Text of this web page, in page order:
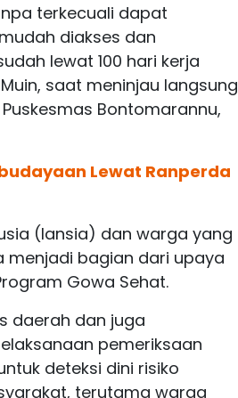
terkecuali dapat
diakses dan
lewat 100 hari kerja
saat meninjau langsung
Bontomarannu,
Lewat Ranperda
(lansia) dan warga yang
menjadi bagian dari upaya
Gowa Sehat.
daerah dan juga
pemeriksaan
deteksi dini risiko
terutama warga